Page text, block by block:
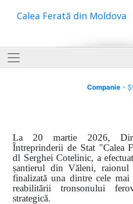
Calea Ferată din Moldova
Companie-
La 20 martie 2026,
Întreprinderii de Stat "Calea
dl Serghei Cotelinic, a
șantierul din Văleni,
finalizată una dintre cele mai
reabilitării tronsonului
strategică.